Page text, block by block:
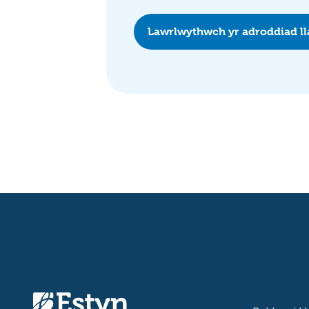
Lawrlwythwch yr adroddiad